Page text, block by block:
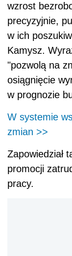
wzrost
precyzyjnie,
w ich
Kamysz.
"pozwolą na
osiągnięcie
w prognozie
W systemie
zmian >>
Zapowiedział
promocji
pracy.